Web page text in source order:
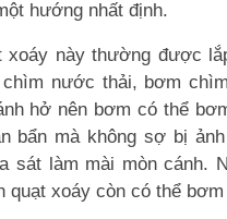
hướng nhất định.
xoáy này thường được
nước thải, bơm
hở nên bơm có thể
bẩn mà không sợ bị
sát làm mài mòn cánh.
quạt xoáy còn có thể